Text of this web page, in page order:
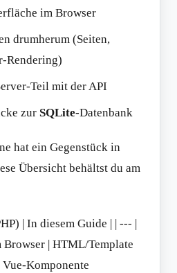
im Browser
drumherum (Seiten,
Rendering)
Teil mit der API
zur SQLite-Datenbank
hat ein Gegenstück in
Übersicht behältst du am
| In diesem Guide | | --- |
| HTML/Template
Komponente